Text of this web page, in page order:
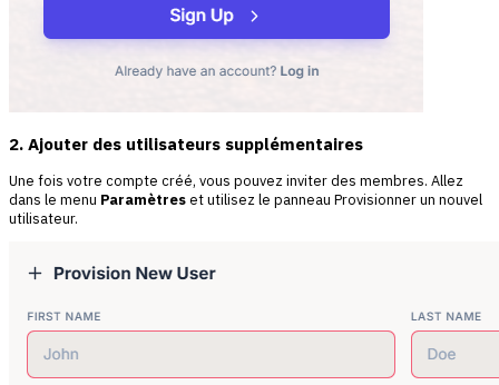
2. Ajouter des utilisateurs supplémentaires
Une fois votre compte créé, vous pouvez inviter des membres. Allez
dans le menu Paramètreset utilisez le panneau Provisionner un nouvel
utilisateur.